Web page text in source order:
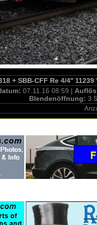
+ SBB-CFF Re 4/4''
07.11.16 08:59 |
Blendenöffnung: